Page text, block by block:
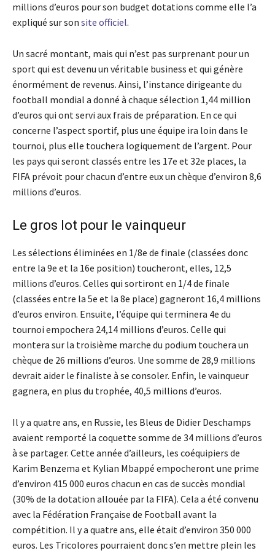
millions d’euros pour son budget dotations comme elle l’a
expliqué sur son site officiel.
Un sacré montant, mais qui n’est pas surprenant pour un
sport qui est devenu un véritable business et qui génère
énormément de revenus. Ainsi, l’instance dirigeante du
football mondial a donné à chaque sélection 1,44 million
d’euros qui ont servi aux frais de préparation. En ce qui
concerne l’aspect sportif, plus une équipe ira loin dans le
tournoi, plus elle touchera logiquement de l’argent. Pour
les pays qui seront classés entre les 17e et 32e places, la
FIFA prévoit pour chacun d’entre eux un chèque d’environ 8,6
millions d’euros.
Le gros lot pour le vainqueur
Les sélections éliminées en 1/8e de finale (classées donc
entre la 9e et la 16e position) toucheront, elles, 12,5
millions d’euros. Celles qui sortiront en 1/4 de finale
(classées entre la 5e et la 8e place) gagneront 16,4 millions
d’euros environ. Ensuite, l’équipe qui terminera 4e du
tournoi empochera 24,14 millions d’euros. Celle qui
montera sur la troisième marche du podium touchera un
chèque de 26 millions d’euros. Une somme de 28,9 millions
devrait aider le finaliste à se consoler. Enfin, le vainqueur
gagnera, en plus du trophée, 40,5 millions d’euros.
Il y a quatre ans, en Russie, les Bleus de Didier Deschamps
avaient remporté la coquette somme de 34 millions d’euros
à se partager. Cette année d’ailleurs, les coéquipiers de
Karim Benzema et Kylian Mbappé empocheront une prime
d’environ 415 000 euros chacun en cas de succès mondial
(30% de la dotation allouée par la FIFA). Cela a été convenu
avec la Fédération Française de Football avant la
compétition. Il y a quatre ans, elle était d’environ 350 000
euros. Les Tricolores pourraient donc s’en mettre plein les